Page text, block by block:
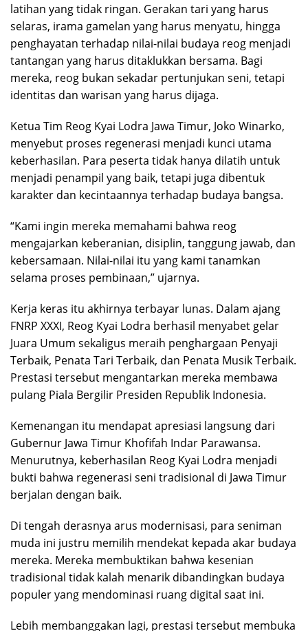
latihan yang tidak ringan. Gerakan tari yang harus
selaras, irama gamelan yang harus menyatu, hingga
penghayatan terhadap nilai-nilai budaya reog menjadi
tantangan yang harus ditaklukkan bersama. Bagi
mereka, reog bukan sekadar pertunjukan seni, tetapi
identitas dan warisan yang harus dijaga.
Ketua Tim Reog Kyai Lodra Jawa Timur, Joko Winarko,
menyebut proses regenerasi menjadi kunci utama
keberhasilan. Para peserta tidak hanya dilatih untuk
menjadi penampil yang baik, tetapi juga dibentuk
karakter dan kecintaannya terhadap budaya bangsa.
“Kami ingin mereka memahami bahwa reog
mengajarkan keberanian, disiplin, tanggung jawab, dan
kebersamaan. Nilai-nilai itu yang kami tanamkan
selama proses pembinaan,” ujarnya.
Kerja keras itu akhirnya terbayar lunas. Dalam ajang
FNRP XXXI, Reog Kyai Lodra berhasil menyabet gelar
Juara Umum sekaligus meraih penghargaan Penyaji
Terbaik, Penata Tari Terbaik, dan Penata Musik Terbaik.
Prestasi tersebut mengantarkan mereka membawa
pulang Piala Bergilir Presiden Republik Indonesia.
Kemenangan itu mendapat apresiasi langsung dari
Gubernur Jawa Timur Khofifah Indar Parawansa.
Menurutnya, keberhasilan Reog Kyai Lodra menjadi
bukti bahwa regenerasi seni tradisional di Jawa Timur
berjalan dengan baik.
Di tengah derasnya arus modernisasi, para seniman
muda ini justru memilih mendekat kepada akar budaya
mereka. Mereka membuktikan bahwa kesenian
tradisional tidak kalah menarik dibandingkan budaya
populer yang mendominasi ruang digital saat ini.
Lebih membanggakan lagi, prestasi tersebut membuka